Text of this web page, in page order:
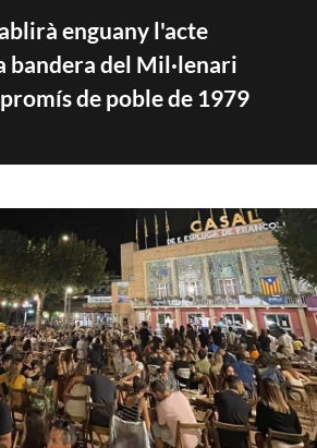
enguany l'acte
bandera del Mil·lenari
de poble de 1979